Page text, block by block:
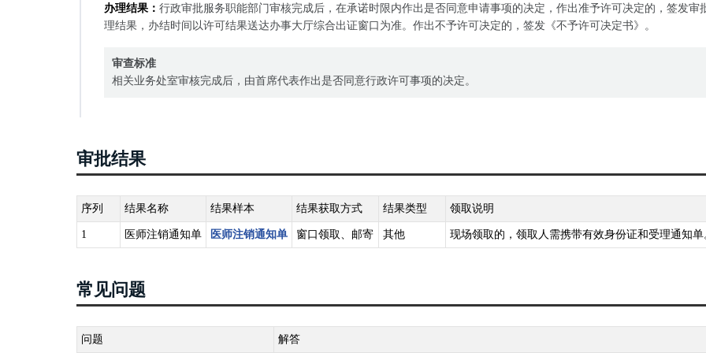
办理结果： 行政审批服务职能部门审核完成后，在承诺时限内作出是否同意申请事项的决定，作出准予许可决定的，签发审
理结果，办结时间以许可结果送达办事大厅综合出证窗口为准。作出不予许可决定的，签发《不予许可决定书》。
审查标准
相关业务处室审核完成后，由首席代表作出是否同意行政许可事项的决定。
审批结果
序列 结果名称 结果样本 结果获取方式 结果类型 领取说明
1 医师注销通知单 医师注销通知单 窗口领取、邮寄 其他 现场领取的，领取人需携带有效身份证和受理通知单
常见问题
问题 解答